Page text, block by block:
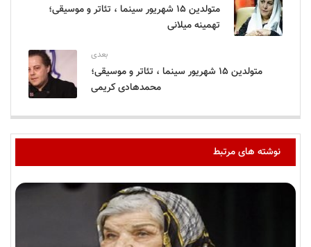
متولدین ۱۵ شهریور سینما ، تئاتر و موسیقی؛
تهمینه میلانی
بعدی
متولدین ۱۵ شهریور سینما ، تئاتر و موسیقی؛
محمدهادی کریمی
نوشته های مرتبط